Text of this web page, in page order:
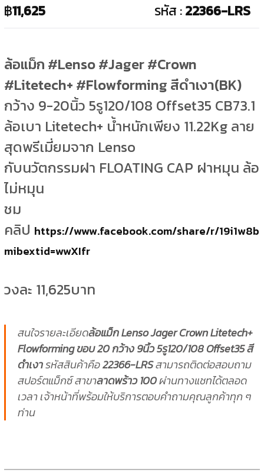
฿11,625 รหัส :22366-LRS
ล้อแม็ก #Lenso #Jager #Crown
#Litetech+ #Flowforming สีดำเงา(BK)
กว้าง 9-20นิ้ว 5รู120/108 Offset35 CB73.1
ล้อเบา Litetech+ น้ำหนักเพียง 11.22Kg ลาย
สุดพรีเมี่ยมจาก Lenso
กับนวัตกรรมฝา FLOATING CAP ฝาหมุน ล้อ
ไม่หมุน
ชม
คลิป https://www.facebook.com/share/r/
mibextid=wwXIfr
วงละ 11,625บาท
สนใจรายละเอียดล้อแม็ก Lenso Jager Crown Litetech+
Flowforming ขอบ 20 กว้าง 9นิ้ว 5รู120/108 Offset35 สี
ดำเงารหัสสินค้าคือ22366-LRSสามารถติดต่อสอบถาม
สปอร์ตแม็กซ์ สาขาลาดพร้าว 100ผ่านทางแชทได้ตลอด
เวลา เจ้าหน้าที่พร้อมให้บริการตอบคำถามคุณลูกค้าทุก ๆ
ท่าน